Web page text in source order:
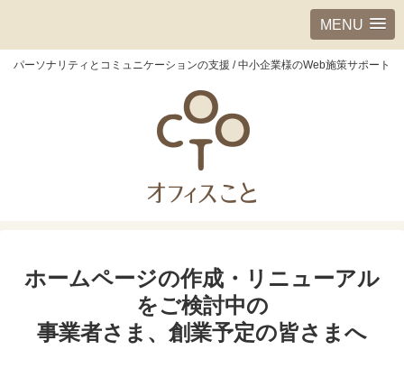
MENU
パーソナリティとコミュニケーションの支援 / 中小企業様のWeb施策サポート
ホームページの作成・リニューアル
をご検討中の
事業者さま、創業予定の皆さまへ